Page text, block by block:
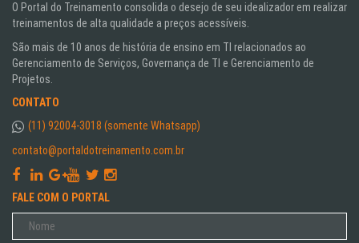
O Portal do Treinamento consolida o desejo de seu idealizador em realizar
treinamentos de alta qualidade a preços acessíveis.
São mais de 10 anos de história de ensino em TI relacionados ao
Gerenciamento de Serviços, Governança de TI e Gerenciamento de
Projetos.
CONTATO
(11) 92004-3018 (somente Whatsapp)
contato@portaldotreinamento.com.br
FALE COM O PORTAL